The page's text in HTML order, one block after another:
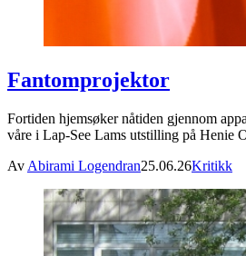
Fantomprojektor
Fortiden hjemsøker nåtiden gjennom
våre i Lap-See Lams utstilling på Henie
Av Abirami Logendran25.06.26Kritikk